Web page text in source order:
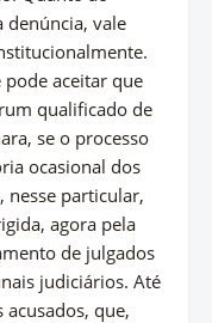
denúncia, vale
pode aceitar que
qualificado de
se o processo
ocasional dos
nesse particular,
agora pela
de julgados
judiciários. Até
que,